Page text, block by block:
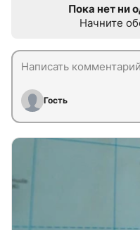
Пока нет ни
Начните
Гость